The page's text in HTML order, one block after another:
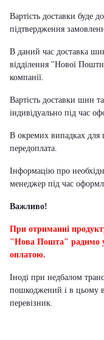
Вартість доставки буде
підтвердження
В даний час доставка
відділення "Нової
компанії.
Вартість доставки шин
індивідуально під час
В окремих випадках для
передоплата.
Інформацію про
менеджер під час
Важливо!
При отриманні
"Нова Пошта" радимо
оплатою.
Іноді при недбалом
пошкоджений і в цьому
перевізник.